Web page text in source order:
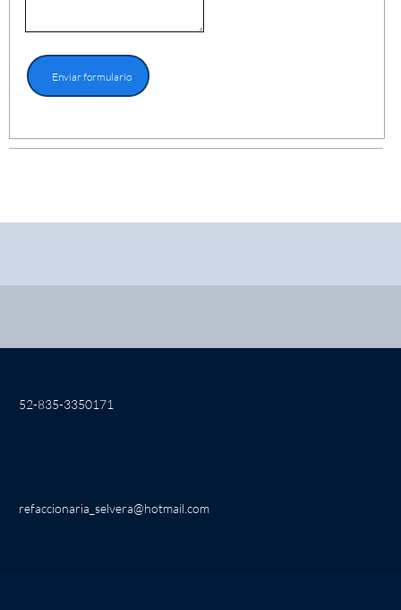
Enviar formulario
52-835-3350171
refaccionaria_selvera@hotmail.com